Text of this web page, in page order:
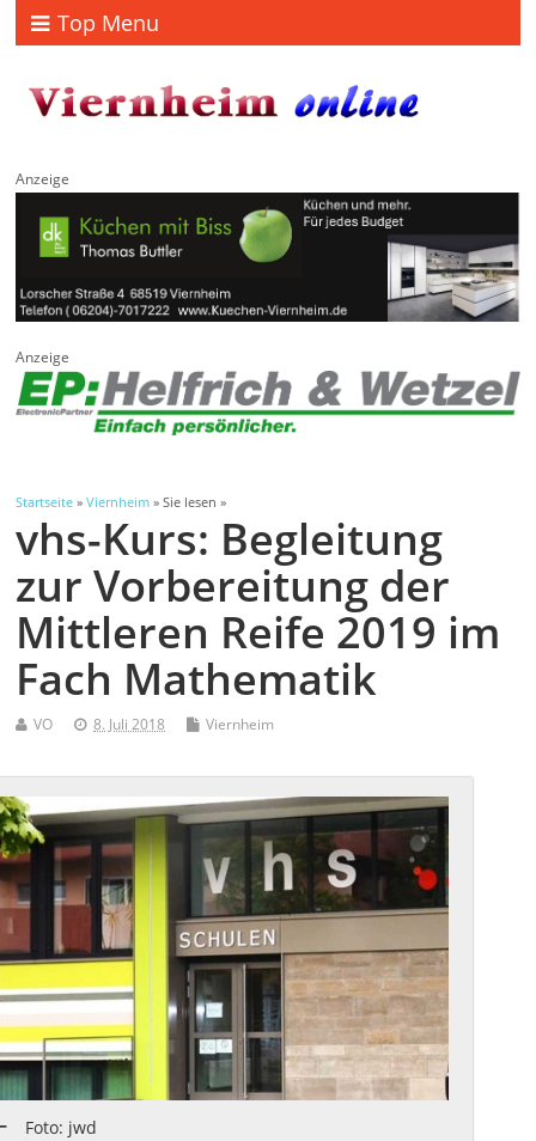
Top Menu
Anzeige
Anzeige
Startseite »Viernheim » Sie lesen »
vhs-Kurs: Begleitung
zur Vorbereitung der
Mittleren Reife 2019 im
Fach Mathematik
VO 8. Juli 2018 Viernheim
Foto: jwd